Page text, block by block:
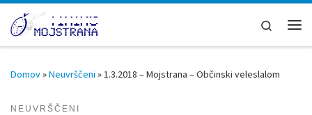
Skoči na vsebino
Search
Domov»Neuvrščeni »1.3.2018 – Mojstrana – Občinski veleslalom
NEUVRŠČENI